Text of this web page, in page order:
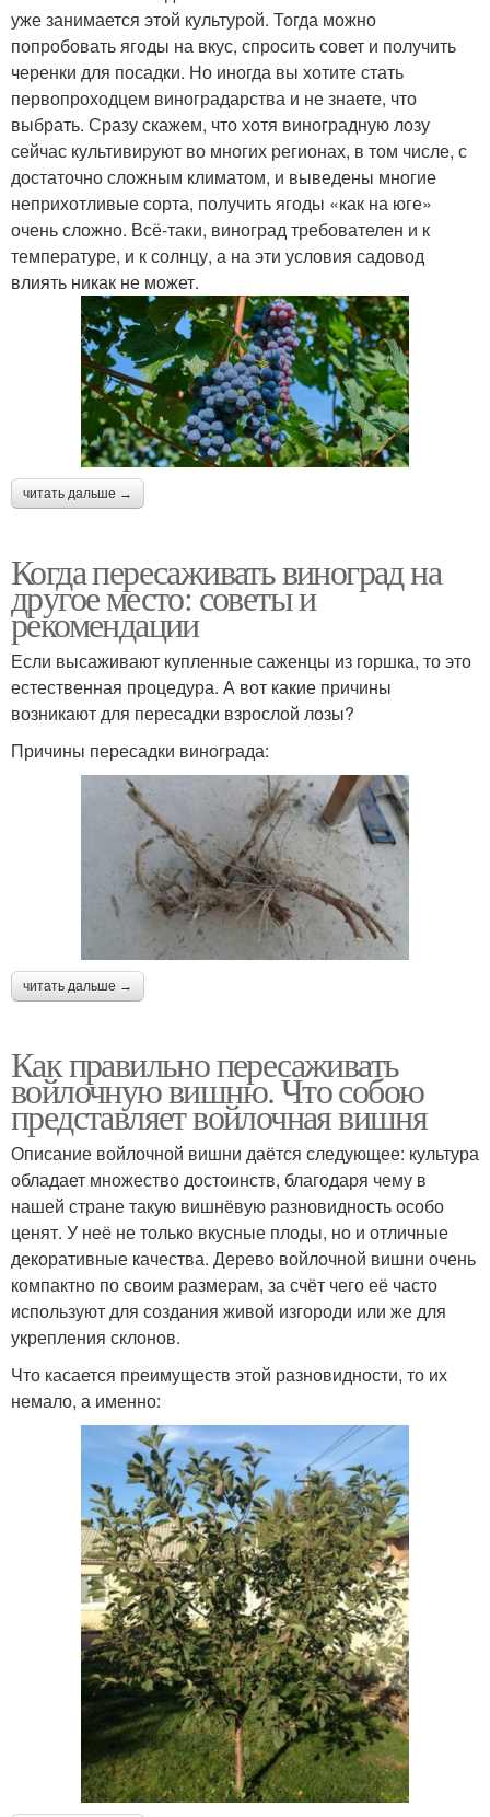
уже занимается этой культурой. Тогда можно
попробовать ягоды на вкус, спросить совет и получить
черенки для посадки. Но иногда вы хотите стать
первопроходцем виноградарства и не знаете, что
выбрать. Сразу скажем, что хотя виноградную лозу
сейчас культивируют во многих регионах, в том числе, с
достаточно сложным климатом, и выведены многие
неприхотливые сорта, получить ягоды «как на юге»
очень сложно. Всё-таки, виноград требователен и к
температуре, и к солнцу, а на эти условия садовод
влиять никак не может.
читать дальше →
Когда пересаживать виноград на
другое место: советы и
рекомендации
Если высаживают купленные саженцы из горшка, то это
естественная процедура. А вот какие причины
возникают для пересадки взрослой лозы?
Причины пересадки винограда:
читать дальше →
Как правильно пересаживать
войлочную вишню. Что собою
представляет войлочная вишня
Описание войлочной вишни даётся следующее: культура
обладает множество достоинств, благодаря чему в
нашей стране такую вишнёвую разновидность особо
ценят. У неё не только вкусные плоды, но и отличные
декоративные качества. Дерево войлочной вишни очень
компактно по своим размерам, за счёт чего её часто
используют для создания живой изгороди или же для
укрепления склонов.
Что касается преимуществ этой разновидности, то их
немало, а именно: